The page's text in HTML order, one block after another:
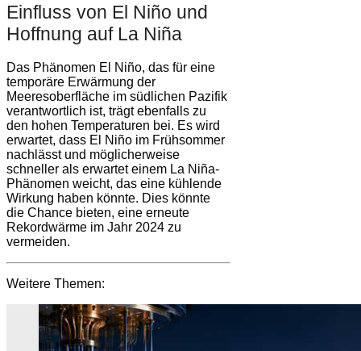
Einfluss von El Niño und
Hoffnung auf La Niña
Das Phänomen El Niño, das für eine
temporäre Erwärmung der
Meeresoberfläche im südlichen Pazifik
verantwortlich ist, trägt ebenfalls zu
den hohen Temperaturen bei. Es wird
erwartet, dass El Niño im Frühsommer
nachlässt und möglicherweise
schneller als erwartet einem La Niña-
Phänomen weicht, das eine kühlende
Wirkung haben könnte. Dies könnte
die Chance bieten, eine erneute
Rekordwärme im Jahr 2024 zu
vermeiden.
Weitere Themen: